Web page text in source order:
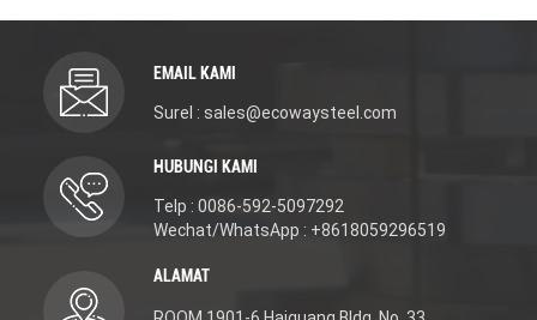
EMAIL KAMI
Surel : sales@ecowaysteel.com
HUBUNGI KAMI
Telp : 0086-592-5097292
Wechat/WhatsApp : +8618059296519
ALAMAT